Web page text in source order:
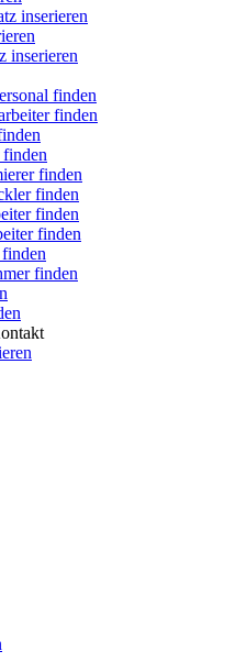
inserieren
inserieren
finden
finden
finden
finden
finden
finden
finden
finden